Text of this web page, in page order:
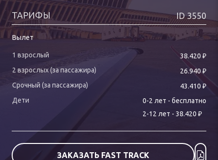
ТАРИФЫ ID3550
Вылет
38.420 ₽
26.940 ₽
43.410 ₽
0-2 лет - бесплатно
2-12 лет - 38.420 ₽
ЗАКАЗАТЬ FAST TRACK